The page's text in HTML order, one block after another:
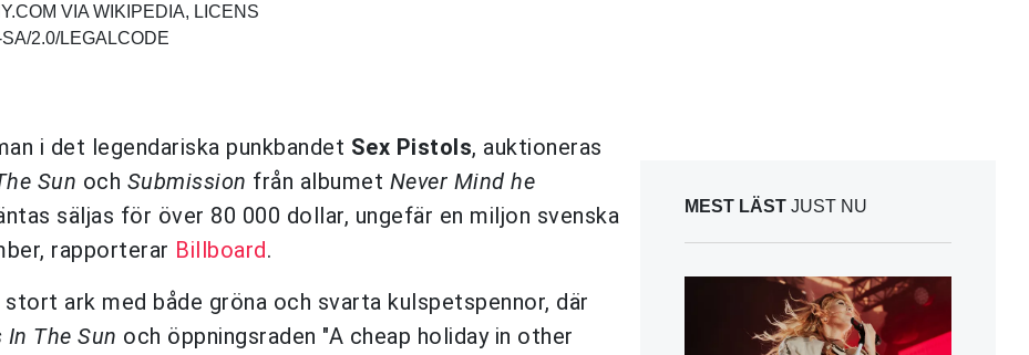
VIA WIKIPEDIA, LICENS
2.0/LEGALCODE
i det legendariska punkbandet Sex Pistols, auktioneras
Sun och Submission från albumet Never Mind he
säljas för över 80 000 dollar, ungefär en miljon svenska
rapporterar Billboard.
ark med både gröna och svarta kulspetspennor, där
The Sun och öppningsraden "A cheap holiday in other
MEST LÄST JUST NU